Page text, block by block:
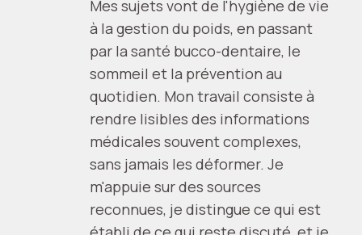
Mes sujets vont de l'hygiène de vie
à la gestion du poids, en passant
par la santé bucco-dentaire, le
sommeil et la prévention au
quotidien. Mon travail consiste à
rendre lisibles des informations
médicales souvent complexes,
sans jamais les déformer. Je
m'appuie sur des sources
reconnues, je distingue ce qui est